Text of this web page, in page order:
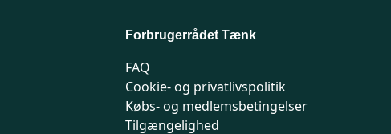
Forbrugerrådet Tænk
FAQ
Cookie- og privatlivspolitik
Købs- og medlemsbetingelser
Tilgængelighed